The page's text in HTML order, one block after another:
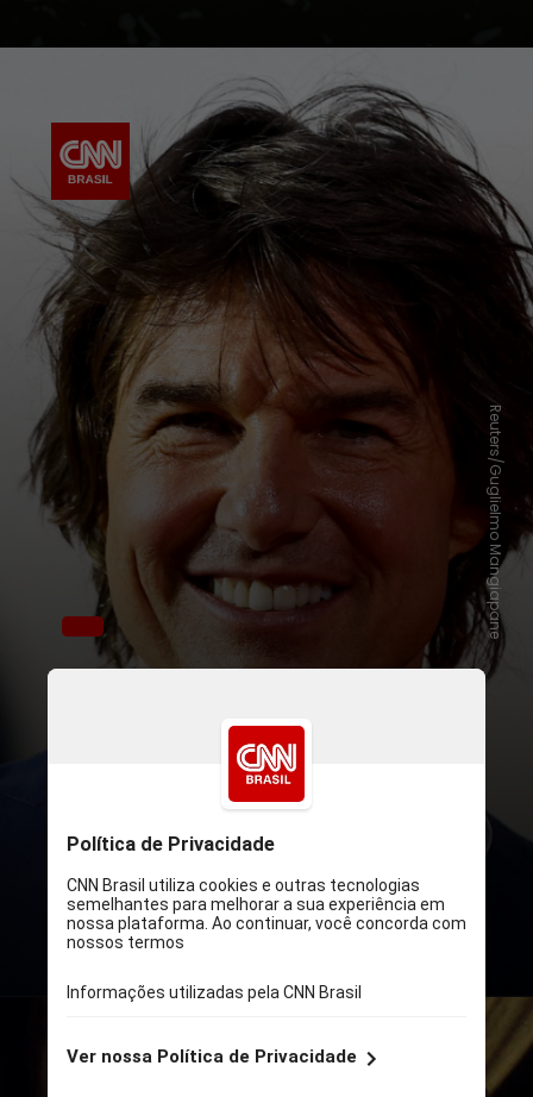
presentear os seus amigos
anualmente com o bolo, geralmente
no final do ano, e não foram poucas
o assunto
Reuters/Guglielmo Mangiapane